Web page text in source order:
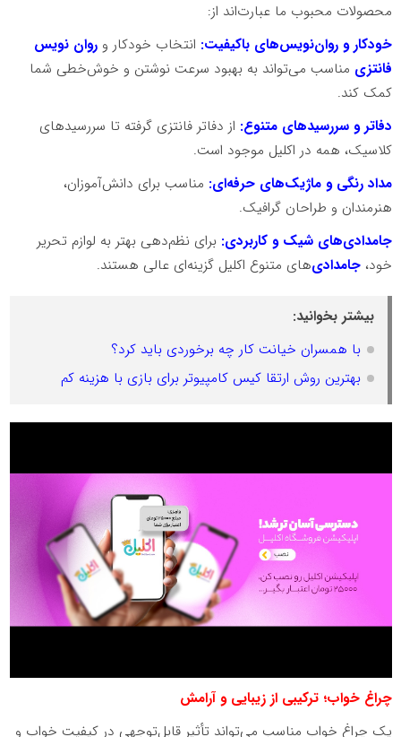
محصولات محبوب ما عبارت‌اند از:
خودکار و روان‌نویس‌های باکیفیت: انتخاب خودکار وروان نویس
فانتزی مناسب می‌تواند به بهبود سرعت نوشتن و خوش‌خطی شما
کمک کند.
دفاتر و سررسیدهای متنوع: از دفاتر فانتزی گرفته تا سررسیدهای
کلاسیک، همه در اکلیل موجود است.
مداد رنگی و ماژیک‌های حرفه‌ای: مناسب برای دانش‌آموزان،
هنرمندان و طراحان گرافیک.
جامدادی‌های شیک و کاربردی: برای نظم‌دهی بهتر به لوازم تحریر
خود، جامدادی‌های متنوع اکلیل گزینه‌ای عالی هستند.
بیشتر بخوانید:
با همسران خیانت کار چه برخوردی باید کرد؟
بهترین روش ارتقا کیس کامپیوتر برای بازی با هزینه کم
چراغ خواب؛ ترکیبی از زیبایی و آرامش
یک چراغ خواب مناسب می‌تواند تأثیر قابل‌توجهی در کیفیت خواب و